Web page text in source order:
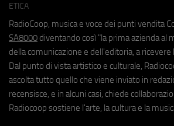
ETICA
RadioCoop, musica e voce dei punti vendita
SA8000 diventando così "la prima azienda al
della comunicazione e dell'editoria, a ricevere
Dal punto di vista artistico e culturale,
ascolta tutto quello che viene inviato in
recensisce, e in alcuni casi, chiede
Radiocoop sostiene l'arte, la cultura e la